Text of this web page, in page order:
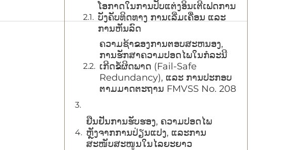
ໂອກາດໃນການປັບແຕ່ງອິນເຕີເຟດການ
ບັງຄັບທິດທາງ ການເລີ່ມເຄື່ອນ ແລະ
ການຫັນລົດ
ຄວາມຊ້າຂອງການຕອບສະຫນອງ,
ການຮັກສາຄວາມປອດໄພໃນກໍລະນີ
ເກີດຂໍ້ຜິດພາດ (Fail-Safe
Redundancy), ແລະ ການປະກອບ
ຕາມມາດຕະຖານ FMVSS No. 208
ຢືນຢັນການຮັບຮອງ, ຄວາມປອດໄພ
ຫຼັງຈາກການປ່ຽນແປງ, ແລະການ
ສະໜັບສະໜູນໃນໄລຍະຍາວ